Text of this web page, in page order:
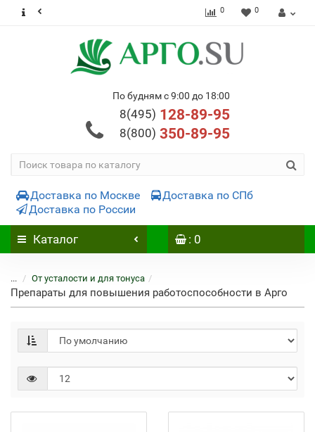
0 0
По будням с 9:00 до 18:00
8(495) 128-89-95
8(800) 350-89-95
Доставка по Москве
Доставка по СПб
Доставка по России
Каталог : 0
... От усталости и для тонуса
Препараты для повышения работоспособности в Арго